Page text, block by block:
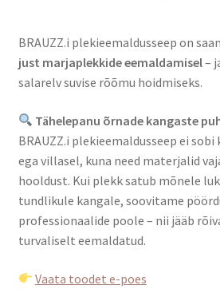
BRAUZZ.i plekieemaldusseep on
just marjaplekkide eemaldamisel–
salarelv suvise rõõmu hoidmiseks.
Tähelepanu õrnade kangaste
BRAUZZ.i plekieemaldusseep ei
ega villasel, kuna need materjalid
hooldust. Kui plekk satub mõnele
tundlikule kangale, soovitame
professionaalide poole – nii jääb
turvaliselt eemaldatud.
Vaata toodet e-poes